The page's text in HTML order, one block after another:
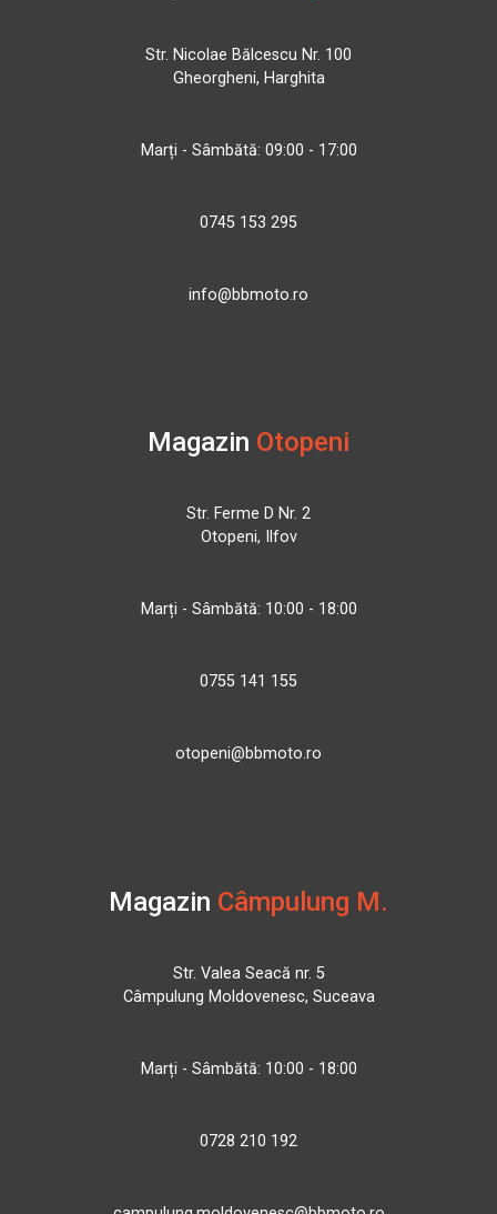
Str. Nicolae Bălcescu Nr. 100
Gheorgheni, Harghita
Marți - Sâmbătă: 09:00 - 17:00
0745 153 295
info@bbmoto.ro
Magazin Otopeni
Str. Ferme D Nr. 2
Otopeni, Ilfov
Marți - Sâmbătă: 10:00 - 18:00
0755 141 155
otopeni@bbmoto.ro
Magazin Câmpulung M.
Str. Valea Seacă nr. 5
Câmpulung Moldovenesc, Suceava
Marți - Sâmbătă: 10:00 - 18:00
0728 210 192